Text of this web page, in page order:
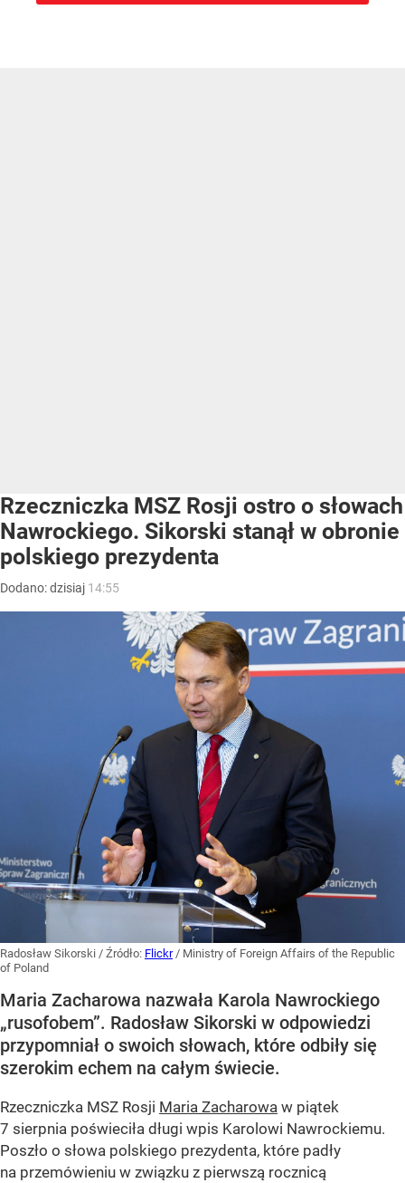
Rzeczniczka MSZ Rosji ostro o słowach
Nawrockiego. Sikorski stanął w obronie
polskiego prezydenta
Dodano:dzisiaj 14:55
Radosław Sikorski / Źródło: Flickr / Ministry of Foreign Affairs of the Republic
of Poland
Maria Zacharowa nazwała Karola Nawrockiego
„rusofobem”. Radosław Sikorski w odpowiedzi
przypomniał o swoich słowach, które odbiły się
szerokim echem na całym świecie.
Rzeczniczka MSZ Rosji Maria Zacharowa w piątek
7 sierpnia poświeciła długi wpis Karolowi Nawrockiemu.
Poszło o słowa polskiego prezydenta, które padły
na przemówieniu w związku z pierwszą rocznicą